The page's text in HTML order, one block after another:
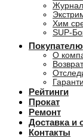
Хим
SUP-
Покупателю
О
Возврат
Рейтинги
Прокат
Ремонт
Доставка и
Контакты